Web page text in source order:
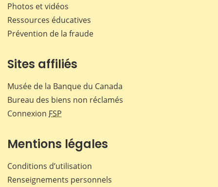
Photos et vidéos
Ressources éducatives
Prévention de la fraude
Sites affiliés
Musée de la Banque du Canada
Bureau des biens non réclamés
Connexion FSP
Mentions légales
Conditions d’utilisation
Renseignements personnels